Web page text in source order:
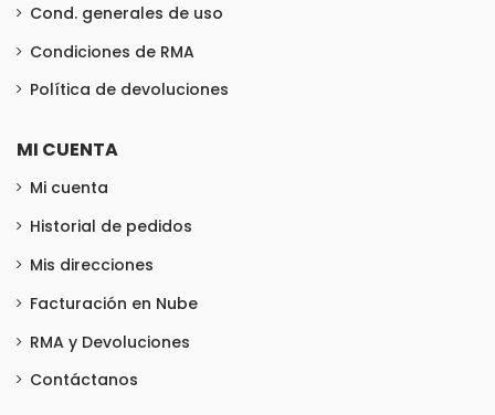
Cond. generales de uso
Condiciones de RMA
Política de devoluciones
MI CUENTA
Mi cuenta
Historial de pedidos
Mis direcciones
Facturación en Nube
RMA y Devoluciones
Contáctanos